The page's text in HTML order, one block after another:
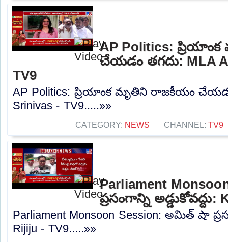
AP Politics:
చేయడం తగదు: MLA
TV9
AP Politics: ప్రియాంక మృతిని రాజకీయం చేయడం
Srinivas - TV9.....»»
CATEGORY: NEWS CHANNEL: TV9
Parliament
ప్రసంగాన్ని
Parliament Monsoon Session: అమిత్ షా
Rijiju - TV9.....»»